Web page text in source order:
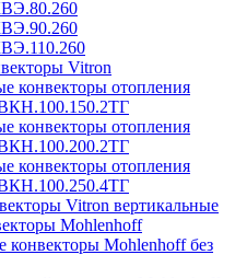
Vitron
конвекторы отопления
конвекторы отопления
конвекторы отопления
Vitron вертикальные
Mohlenhoff
конвекторы Mohlenhoff без